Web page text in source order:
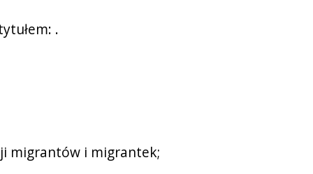
.
migrantów i migrantek;